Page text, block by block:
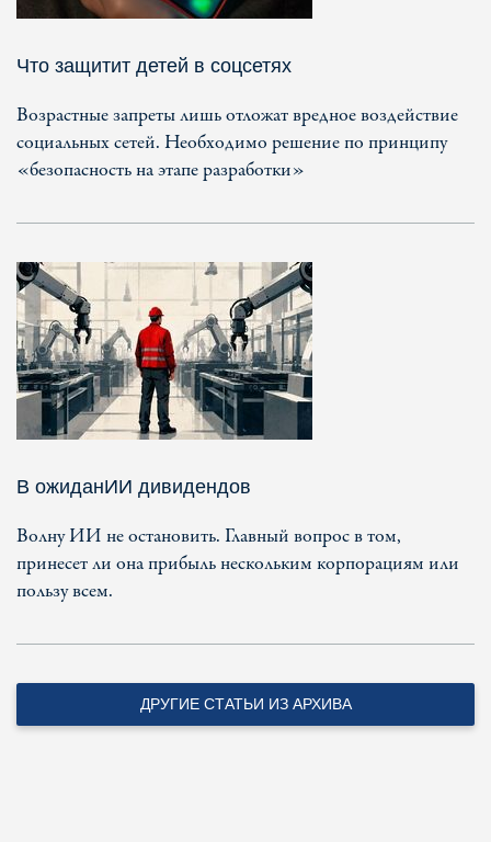
Что защитит детей в соцсетях
Возрастные запреты лишь отложат вредное воздействие
социальных сетей. Необходимо решение по принципу
«безопасность на этапе разработки»
В ожиданИИ дивидендов
Волну ИИ не остановить. Главный вопрос в том,
принесет ли она прибыль нескольким корпорациям или
пользу всем.
ДРУГИЕ СТАТЬИ ИЗ АРХИВА